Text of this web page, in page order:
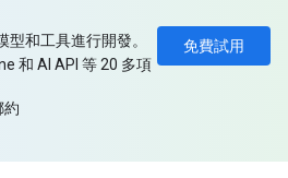
免費試用
型和工具進行開發。
和 AI API 等 20 多項
約